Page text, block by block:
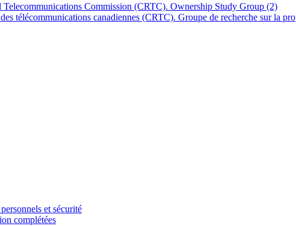
Telecommunications Commission (CRTC). Ownership Study Group (2)
télécommunications canadiennes (CRTC). Groupe de recherche sur la
et sécurité
complétées